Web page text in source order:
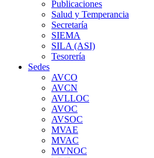
Publicaciones
Salud y Temperancia
Secretaría
SIEMA
SILA (ASI)
Tesorería
Sedes
AVCO
AVCN
AVLLOC
AVOC
AVSOC
MVAE
MVAC
MVNOC